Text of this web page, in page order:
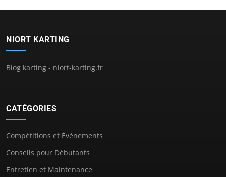
NIORT KARTING
Blog karting - niort-karting.fr
CATÉGORIES
Compétitions et Événements
Conseils pour Débutants
Entretien et Maintenance